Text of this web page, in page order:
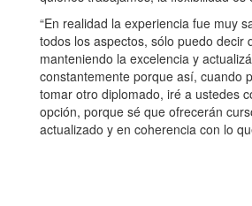
“En realidad la experiencia fue muy
todos los aspectos, sólo puedo decir
manteniendo la excelencia y
constantemente porque así, cuando
tomar otro diplomado, iré a ustedes
opción, porque sé que ofrecerán
actualizado y en coherencia con lo